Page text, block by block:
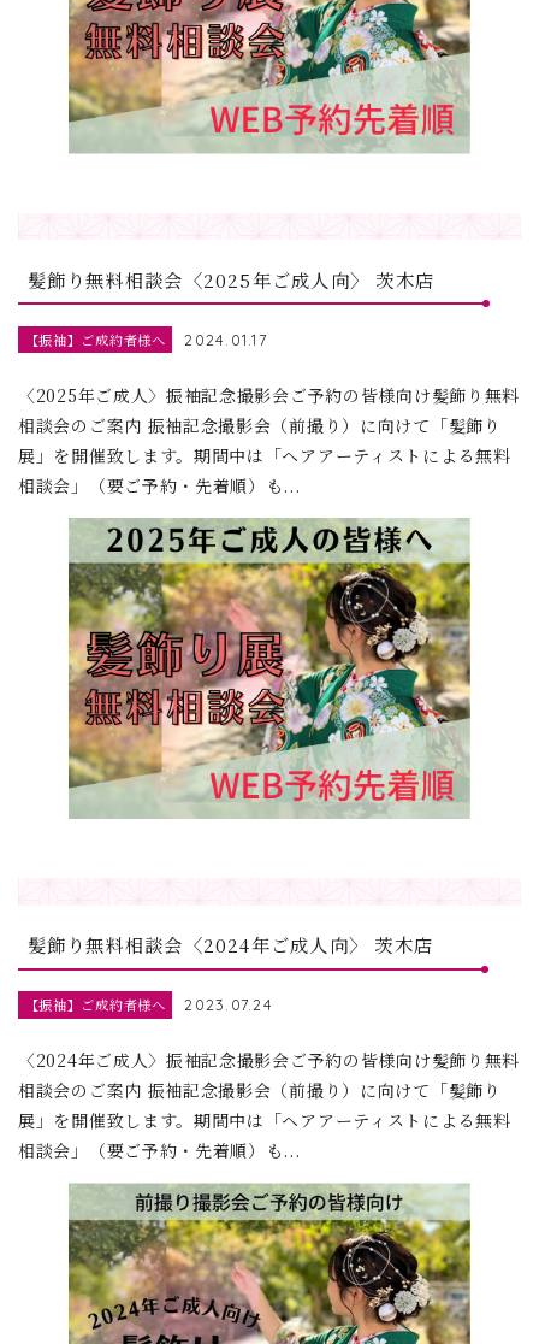
髪飾り無料相談会〈2025年ご成人向〉 茨木店
【振袖】ご成約者様へ 2024.01.17
〈2025年ご成人〉振袖記念撮影会ご予約の皆様向け髪飾り無料
相談会のご案内 振袖記念撮影会（前撮り）に向けて「髪飾り
展」を開催致します。期間中は「ヘアアーティストによる無料
相談会」（要ご予約・先着順）も...
髪飾り無料相談会〈2024年ご成人向〉 茨木店
【振袖】ご成約者様へ 2023.07.24
〈2024年ご成人〉振袖記念撮影会ご予約の皆様向け髪飾り無料
相談会のご案内 振袖記念撮影会（前撮り）に向けて「髪飾り
展」を開催致します。期間中は「ヘアアーティストによる無料
相談会」（要ご予約・先着順）も...